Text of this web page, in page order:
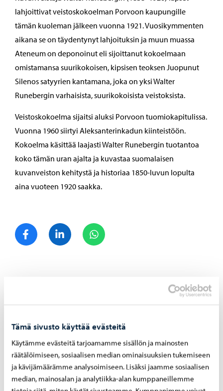
Tämä sivusto käyttää evästeitä
Käytämme evästeitä tarjoamamme sisällön ja mainosten
räätälöimiseen, sosiaalisen median ominaisuuksien tukemiseen
ja kävijämäärämme analysoimiseen. Lisäksi jaamme sosiaalisen
median, mainosalan ja analytiikka-alan kumppaneillemme
lahjoittivat veistoskokoelman Porvoon kaupungille
tämän kuoleman jälkeen vuonna 1921. Vuosikymmenten
aikana se on täydentynyt lahjoituksin ja muun muassa
Ateneum on deponoinut eli sijoittanut kokoelmaan
omistamansa suurikokoisen, kipsisen teoksen Juopunut
Silenos satyyrien kantamana, joka on yksi Walter
Runebergin varhaisista, suurikokoisista veistoksista.
Veistoskokoelma sijaitsi aluksi Porvoon tuomiokapitulissa.
Vuonna 1960 siirtyi Aleksanterinkadun kiinteistöön.
Kokoelma käsittää laajasti Walter Runebergin tuotantoa
koko tämän uran ajalta ja kuvastaa suomalaisen
kuvanveiston kehitystä ja historiaa 1850-luvun lopulta
aina vuoteen 1920 saakka.
Jaa FacebookJaa LinkedIn
Aiheeseen liittyvät uutiset
Ru­ne­berg Ju­nior -​lastenkirjallisuuspalkinnon
esi­raa­ti aloit­taa työn­sä ja ottaa vas­taan kir­jo­
ja ar­vioi­ta­vak­si